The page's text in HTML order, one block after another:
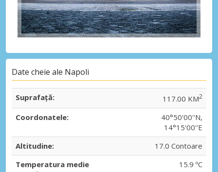
Date cheie ale Napoli
Suprafaţă: 117.00 KM2
Coordonatele:
40°50'00''N,
14°15'00''E
Altitudine:
17.0 Contoare
Temperatura medie
15.9 ºC